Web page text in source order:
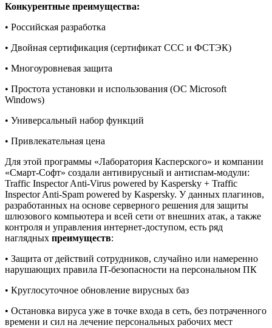
Конкурентные преимущества:
• Российская разработка
• Двойная сертификация (сертификат ССС и ФСТЭК)
• Многоуровневая защита
• Простота установки и использования (ОС Microsoft
Windows)
• Универсальный набор функций
• Привлекательная цена
Для этой программы «Лаборатория Касперского» и компании
«Смарт-Софт» создали антивирусный и антиспам-модули:
Traffic Inspector Anti-Virus powered by Kaspersky + Traffic
Inspector Anti-Spam powered by Kaspersky. У данных плагинов,
разработанных на основе серверного решения для защиты
шлюзового компьютера и всей сети от внешних атак, а также
контроля и управления интернет-доступом, есть ряд
наглядных преимуществ:
• Защита от действий сотрудников, случайно или намеренно
нарушающих правила IT-безопасности на персональном ПК
• Круглосуточное обновление вирусных баз
• Остановка вируса уже в точке входа в сеть, без потраченного
времени и сил на лечение персональных рабочих мест